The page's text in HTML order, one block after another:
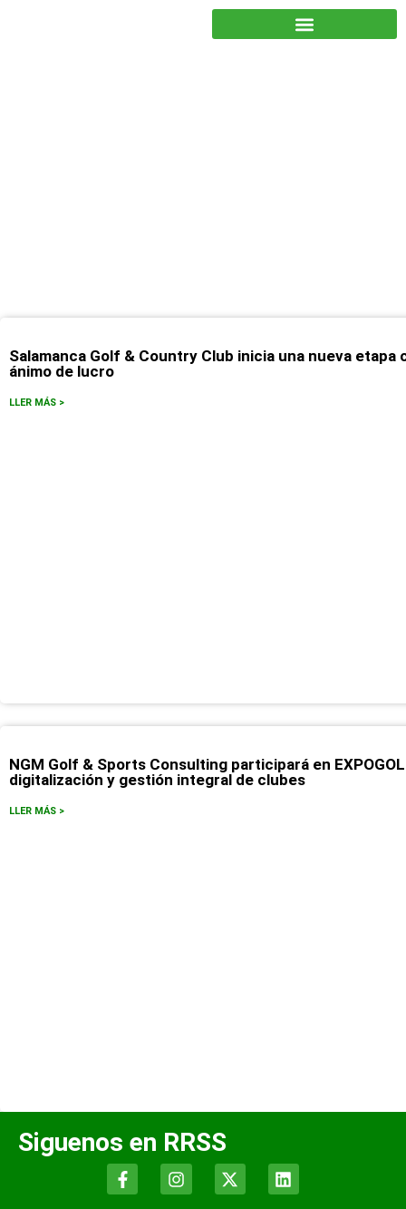
Salamanca Golf & Country Club inicia una nueva
ánimo de lucro
LLER MÁS >
NGM Golf & Sports Consulting participará en
digitalización y gestión integral de clubes
LLER MÁS >
Siguenos en RRSS